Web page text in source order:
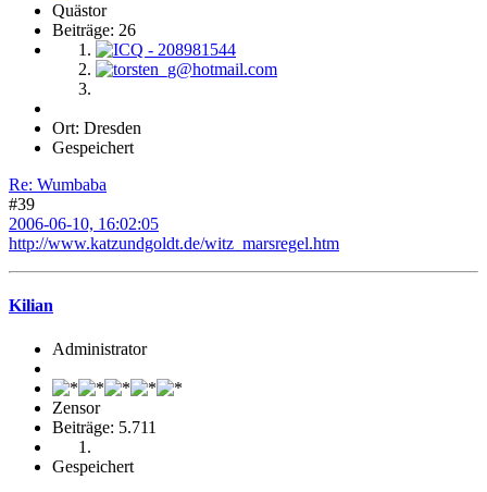
Quästor
Beiträge: 26
Ort: Dresden
Gespeichert
Re: Wumbaba
#39
2006-06-10, 16:02:05
http://www.katzundgoldt.de/witz_marsregel.htm
Kilian
Administrator
Zensor
Beiträge: 5.711
Gespeichert